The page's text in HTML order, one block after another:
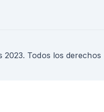
2023. Todos los derechos